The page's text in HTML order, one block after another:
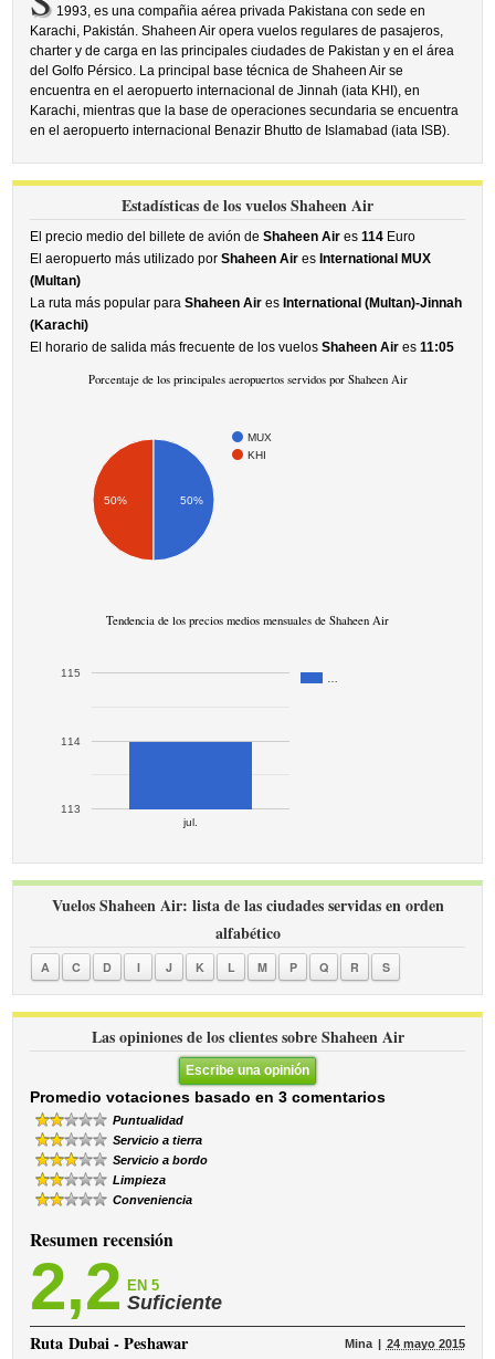
1993, es una compañia aérea privada Pakistana con sede en
Karachi, Pakistán. Shaheen Air opera vuelos regulares de pasajeros,
charter y de carga en las principales ciudades de Pakistan y en el área
del Golfo Pérsico. La principal base técnica de Shaheen Air se
encuentra en el aeropuerto internacional de Jinnah (iata KHI), en
Karachi, mientras que la base de operaciones secundaria se encuentra
en el aeropuerto internacional Benazir Bhutto de Islamabad (iata ISB).
Estadísticas de los vuelos Shaheen Air
El precio medio del billete de avión deShaheen Air es114 Euro
El aeropuerto más utilizado porShaheen Air es International MUX
(Multan)
La ruta más popular paraShaheen Air es International (Multan)-Jinnah
(Karachi)
El horario de salida más frecuente de los vuelosShaheen Air es11:05
Porcentaje de los principales aeropuertos servidos por Shaheen Air
MUX
KHI
50% 50%
Tendencia de los precios medios mensuales de Shaheen Air
jul.
113
114
115
Vuelos Shaheen Air: lista de las ciudades servidas en orden
alfabético
A C D I J K L M P Q R S
Las opiniones de los clientes sobre Shaheen Air
Escribe una opinión
Promedio votaciones basado en 3 comentarios
Puntualidad
Servicio a tierra
Servicio a bordo
Limpieza
Conveniencia
Resumen recensión
2,2 EN 5
Suficiente
RutaDubai - Peshawar Mina 24 mayo 2015